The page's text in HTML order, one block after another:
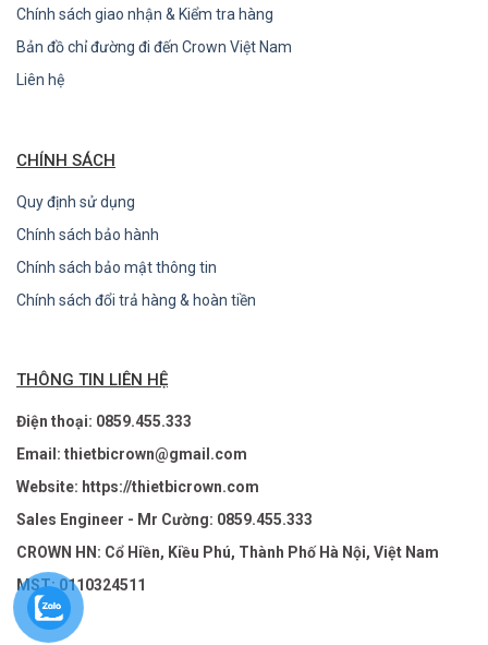
Chính sách giao nhận & Kiểm tra hàng
Bản đồ chỉ đường đi đến Crown Việt Nam
Liên hệ
CHÍNH SÁCH
Quy định sử dụng
Chính sách bảo hành
Chính sách bảo mật thông tin
Chính sách đổi trả hàng & hoàn tiền
THÔNG TIN LIÊN HỆ
Điện thoại: 0859.455.333
Email: thietbicrown@gmail.com
Website: https://thietbicrown.com
Sales Engineer - Mr Cường: 0859.455.333
CROWN HN: Cổ Hiền, Kiều Phú, Thành Phố Hà Nội, Việt Nam
MST: 0110324511